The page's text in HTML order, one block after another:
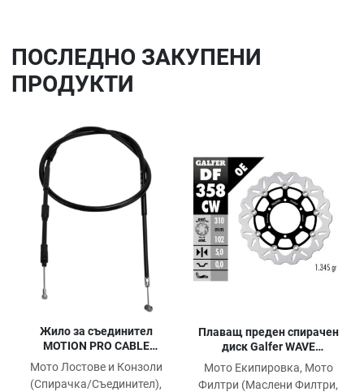
ПОСЛЕДНO ЗАКУПЕНИ
ПРОДУКТИ
Сравни продукт
Quick View
Жило за съединител
MOTION PRO CABLE
CLUTCH KAWASAKI KX 125
M
Мото Лостове и Конзоли
(Спирачка/Съединител),
Плаващ преден спирачен
диск Galfer WAVE
FLOATING COMPLETE (C.
ALU.) 310x5mm DF358CW
Мото Екипировка, Мото
Филтри (Маслени Филтри,